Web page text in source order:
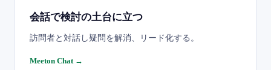
会話で検討の土台に立つ
訪問者と対話し疑問を解消、リード化する。
Meeton Chat→